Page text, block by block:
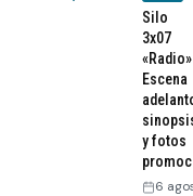
Silo
3x07
Escena
y fotos
6